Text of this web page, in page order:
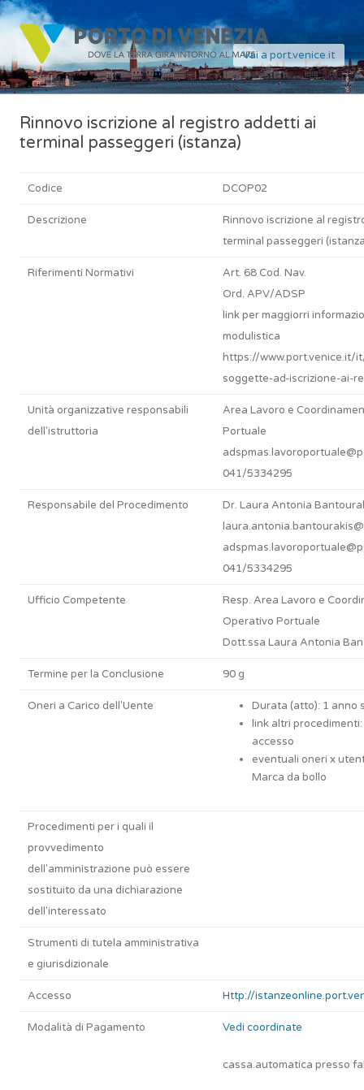
Vai a port.venice.it
Rinnovo iscrizione al registro addetti ai
terminal passeggeri (istanza)
Codice DCOP02
Descrizione
Rinnovo iscrizione al
terminal passeggeri
Riferimenti Normativi
Art. 68 Cod. Nav.
Ord. APV/ADSP
link per maggiorri
modulistica
https://www.port.venice.it/
soggette-ad-iscrizione-ai-
Unità organizzative responsabili
dell'istruttoria
Area Lavoro e
Portuale
041/5334295
Responsabile del Procedimento
Dr. Laura Antonia
041/5334295
Ufficio Competente
Resp. Area Lavoro e
Operativo Portuale
Dott.ssa Laura Antonia
Termine per la Conclusione 90 g
Oneri a Carico dell'Uente
Durata (atto): 1 anno
link altri
accesso
eventuali oneri x
Marca da bollo
Procedimenti per i quali il
provvedimento
dell'amministrazione può essere
sostituito da una dichiarazione
dell'interessato
Strumenti di tutela amministrativa
e giurisdizionale
Accesso Http://
Modalità di Pagamento Vedi coordinate
cassa automatica presso